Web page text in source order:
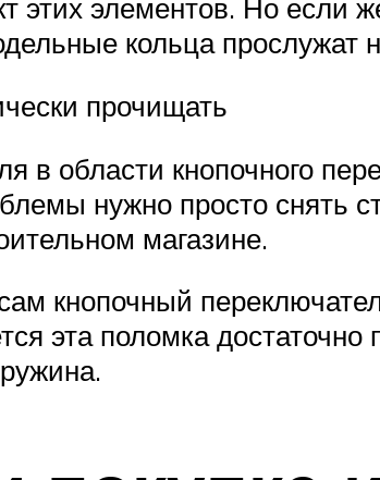
этих элементов. Но если
кольца прослужат
прочищать
в области кнопочного
нужно просто снять
магазине.
кнопочный
эта поломка достаточно